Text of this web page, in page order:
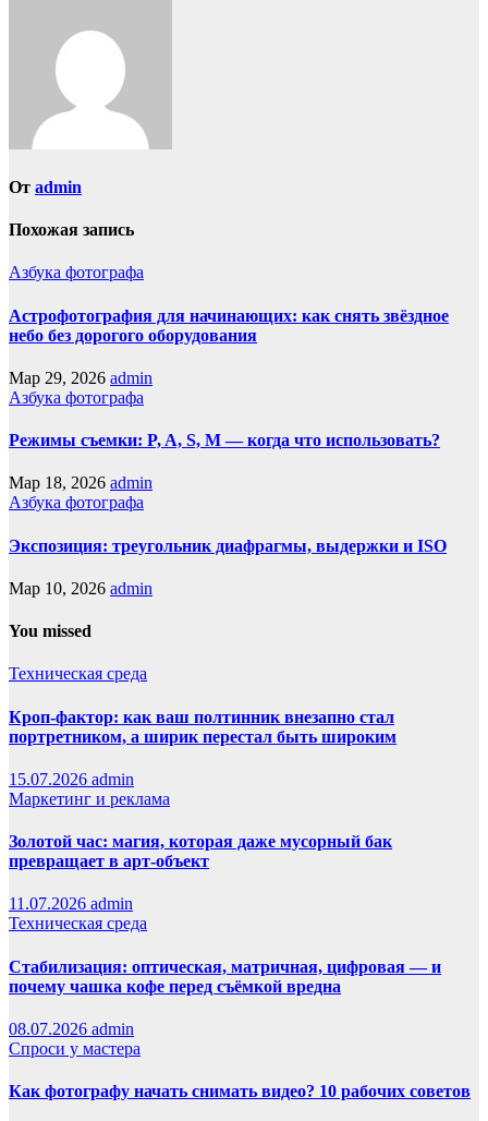
От admin
Похожая запись
Азбука фотографа
Астрофотография для начинающих: как снять звёздное
небо без дорогого оборудования
Мар 29, 2026 admin
Азбука фотографа
Режимы съемки: P, A, S, M — когда что использовать?
Мар 18, 2026 admin
Азбука фотографа
Экспозиция: треугольник диафрагмы, выдержки и ISO
Мар 10, 2026 admin
You missed
Техническая среда
Кроп-фактор: как ваш полтинник внезапно стал
портретником, а ширик перестал быть широким
15.07.2026 admin
Маркетинг и реклама
Золотой час: магия, которая даже мусорный бак
превращает в арт-объект
11.07.2026 admin
Техническая среда
Стабилизация: оптическая, матричная, цифровая — и
почему чашка кофе перед съёмкой вредна
08.07.2026 admin
Спроси у мастера
Как фотографу начать снимать видео? 10 рабочих советов